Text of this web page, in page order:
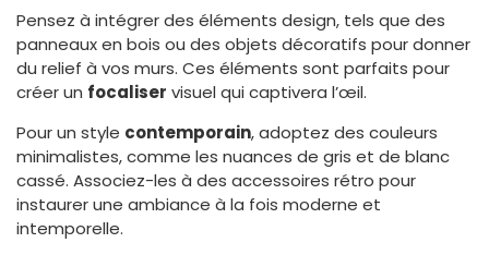
Pensez à intégrer des éléments design, tels que des
panneaux en bois ou des objets décoratifs pour donner
du relief à vos murs. Ces éléments sont parfaits pour
créer un focaliser visuel qui captivera l’œil.
Pour un style contemporain, adoptez des couleurs
minimalistes, comme les nuances de gris et de blanc
cassé. Associez-les à des accessoires rétro pour
instaurer une ambiance à la fois moderne et
intemporelle.